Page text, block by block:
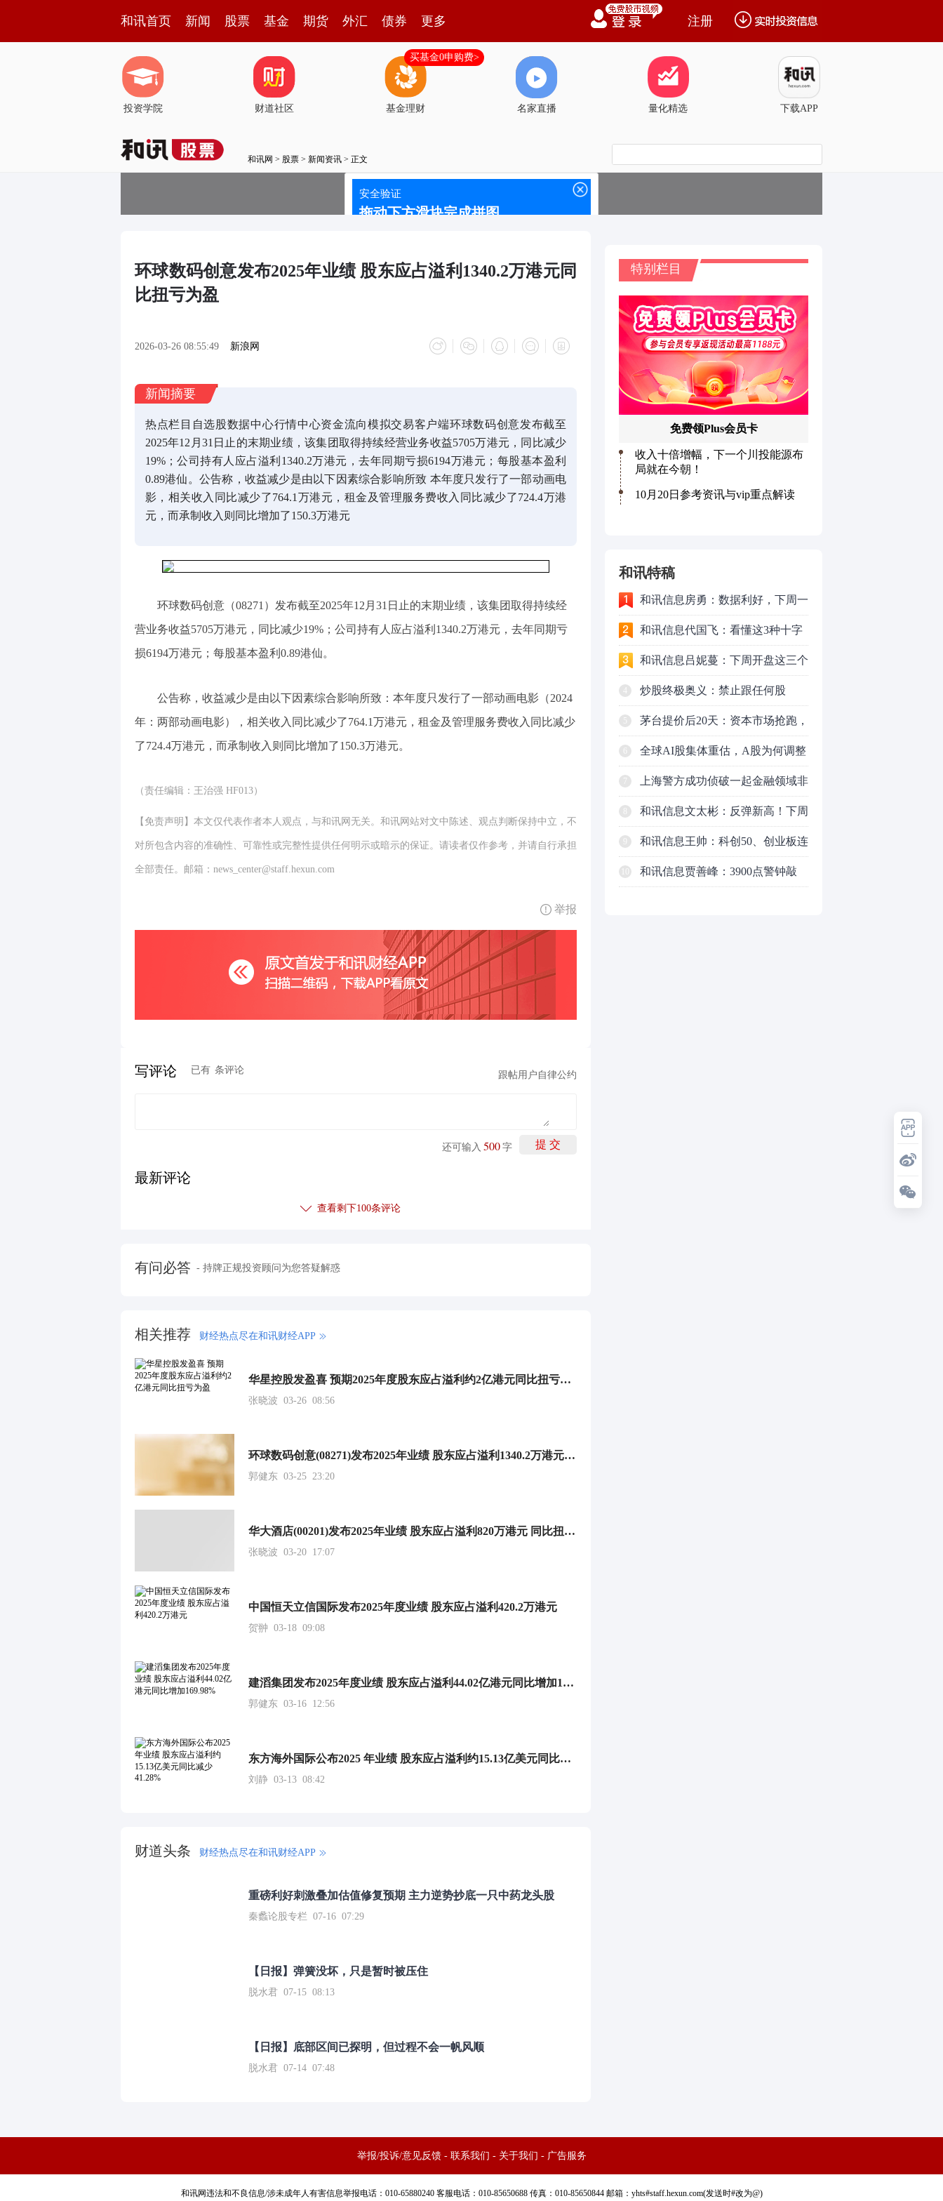
和讯首页 新闻 股票 基金 期货 外汇 债券 更多 注册
投资学院 财道社区 基金理财
买基金0申购费>
名家直播 量化精选 下载APP
和讯网 > 股票 > 新闻资讯 > 正文
环球数码创意发布2025年业绩 股东应占溢利1340.2万港元同
比扭亏为盈
2026-03-26 08:55:49 新浪网
新闻摘要
热点栏目自选股数据中心行情中心资金流向模拟交易客户端环球数码创意发布截至
2025年12月31日止的末期业绩，该集团取得持续经营业务收益5705万港元，同比减少
19%；公司持有人应占溢利1340.2万港元，去年同期亏损6194万港元；每股基本盈利
0.89港仙。公告称，收益减少是由以下因素综合影响所致 本年度只发行了一部动画电
影，相关收入同比减少了764.1万港元，租金及管理服务费收入同比减少了724.4万港
元，而承制收入则同比增加了150.3万港元
环球数码创意（08271）发布截至2025年12月31日止的末期业绩，该集团取得持续经
营业务收益5705万港元，同比减少19%；公司持有人应占溢利1340.2万港元，去年同期亏
损6194万港元；每股基本盈利0.89港仙。
公告称，收益减少是由以下因素综合影响所致：本年度只发行了一部动画电影（2024
年：两部动画电影），相关收入同比减少了764.1万港元，租金及管理服务费收入同比减少
了724.4万港元，而承制收入则同比增加了150.3万港元。
（责任编辑：王治强 HF013）
【免责声明】本文仅代表作者本人观点，与和讯网无关。和讯网站对文中陈述、观点判断保持中立，不
对所包含内容的准确性、可靠性或完整性提供任何明示或暗示的保证。请读者仅作参考，并请自行承担
全部责任。邮箱：news_center@staff.hexun.com
举报
写评论 已有 条评论 跟帖用户自律公约
提 交
还可输入 500 字
最新评论
查看剩下100条评论
有问必答 - 持牌正规投资顾问为您答疑解惑
相关推荐 财经热点尽在和讯财经APP
华星控股发盈喜 预期2025年度股东应占溢利约2亿港元同比扭亏为盈
张晓波 03-26 08:56
环球数码创意(08271)发布2025年业绩 股东应占溢利1340.2万港元 同比扭亏为盈
郭健东 03-25 23:20
华大酒店(00201)发布2025年业绩 股东应占溢利820万港元 同比扭亏为盈
张晓波 03-20 17:07
中国恒天立信国际发布2025年度业绩 股东应占溢利420.2万港元
贺翀 03-18 09:08
建滔集团发布2025年度业绩 股东应占溢利44.02亿港元同比增加169.98%
郭健东 03-16 12:56
东方海外国际公布2025 年业绩 股东应占溢利约15.13亿美元同比减少41.28%
刘静 03-13 08:42
财道头条 财经热点尽在和讯财经APP
重磅利好刺激叠加估值修复预期 主力逆势抄底一只中药龙头股
秦蠡论股专栏 07-16 07:29
【日报】弹簧没坏，只是暂时被压住
脱水君 07-15 08:13
【日报】底部区间已探明，但过程不会一帆风顺
脱水君 07-14 07:48
和讯特稿
和讯信息房勇：数据利好，下周一
应对方案
和讯信息代国飞：看懂这3种十字
星k线形态
和讯信息吕妮蔓：下周开盘这三个
方向，还有仓位的朋友一定要拿稳
了
炒股终极奥义：禁止跟任何股
票“谈恋爱”
5 茅台提价后20天：资本市场抢跑，
磨底属于现实
全球AI股集体重估，A股为何调整
更深，却率先反弹？
7 上海警方成功侦破一起金融领域非
法代理维权敲诈勒索案件
和讯信息文太彬：反弹新高！下周
行情怎么走？
和讯信息王帅：科创50、创业板连
续反弹之后，重要防守线已出现
和讯信息贾善峰：3900点警钟敲
举报/投诉/意见反馈- 联系我们 - 关于我们 - 广告服务
和讯网违法和不良信息/涉未成年人有害信息举报电话：010-65880240 客服电话：010-85650688 传真：010-85650844 邮箱：yhts#staff.hexun.com(发送时#改为@)